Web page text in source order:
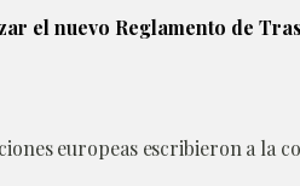
el nuevo Reglamento de
europeas escribieron a la